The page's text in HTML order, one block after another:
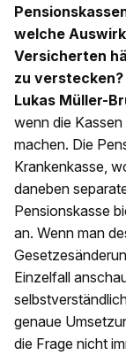
welche
Versicherten
zu verstecken?
Lukas Müller-
wenn die
machen. Die
Krankenkasse,
daneben
Pensionskasse
an. Wenn man
Einzelfall
genaue
die Frage nicht